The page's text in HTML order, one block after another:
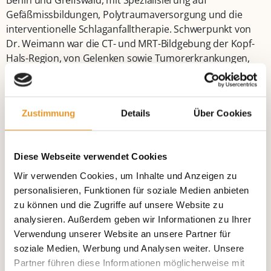
Zustimmung Details Über Cookies
Diese Webseite verwendet Cookies
Wir verwenden Cookies, um Inhalte und Anzeigen zu
personalisieren, Funktionen für soziale Medien anbieten
zu können und die Zugriffe auf unsere Website zu
analysieren. Außerdem geben wir Informationen zu Ihrer
Verwendung unserer Website an unsere Partner für
soziale Medien, Werbung und Analysen weiter. Unsere
Partner führen diese Informationen möglicherweise mit
Gefäßmissbildungen, Polytraumaversorgung und die
interventionelle Schlaganfalltherapie. Schwerpunkt von
Dr. Weimann war die CT- und MRT-Bildgebung der Kopf-
Hals-Region, von Gelenken sowie Tumorerkrankungen,
die Ausbildung des ärztlichen Nachwuchses sowie die
angiographische Diagnostik und Therapie aller
an der Schlosspark-Klinik in Berlin-Charlottenburg. Er
führte schmerztherapeutische Interventionen und CT-
gesteuerte Gewebeentnahmen als Methode ein und
begleitete im Team die Zertifizierung der neuen Stroke-
Unit der Schlosspark-Klinik.
In der Gemeinschaftspraxis an der Beta Klinik ist Dr.
Weimann seit 2014 tätig. Er besitzt die Anerkennung für
den Schwerpunkt Neuroradiologie. Er ist Mitglied und Q2-